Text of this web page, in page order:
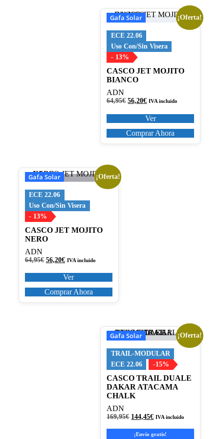
¡Oferta!
Gafa Solar
ECE 22.06
Uso Con/Sin Visera
- 13%
CASCO JET MOJITO
BIANCO
ADN
64,95€ El
original
era:
64,95€.
56,20€El
actual
es:
56,20€.
IVA incluido
Ver
Este
tiene
múltiples
variantes.
Las
opciones
se
pueden
elegir
en
la
página
producto
Comprar Ahora
¡Oferta!
Gafa Solar
ECE 22.06
Uso Con/Sin Visera
- 13%
CASCO JET MOJITO
NERO
ADN
64,95€ El
original
era:
64,95€.
56,20€El
actual
es:
56,20€.
IVA incluido
Ver
Este
tiene
múltiples
variantes.
Las
opciones
se
pueden
elegir
la
página
producto
Comprar Ahora
¡Oferta!
Gafa Solar
TRAIL-MODULAR
ECE 22.06
-15%
CASCO TRAIL DUALE
DAKAR ATACAMA
CHALK
ADN
169,95€ El
original
144,45€El
actual
IVA incluido
¡Envío gratis!
Este
tiene
múltiples
variantes.
Las
opciones
se
pueden
elegir